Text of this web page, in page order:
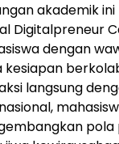
akademik
Digitalpreneur
dengan
kesiapan
langsung
pola